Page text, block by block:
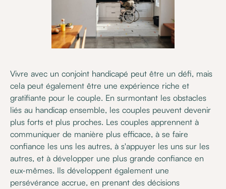
Vivre avec un conjoint handicapé peut être un défi, mais
cela peut également être une expérience riche et
gratifiante pour le couple. En surmontant les obstacles
liés au handicap ensemble, les couples peuvent devenir
plus forts et plus proches. Les couples apprennent à
communiquer de manière plus efficace, à se faire
confiance les uns les autres, à s'appuyer les uns sur les
autres, et à développer une plus grande confiance en
eux-mêmes. Ils développent également une
persévérance accrue, en prenant des décisions